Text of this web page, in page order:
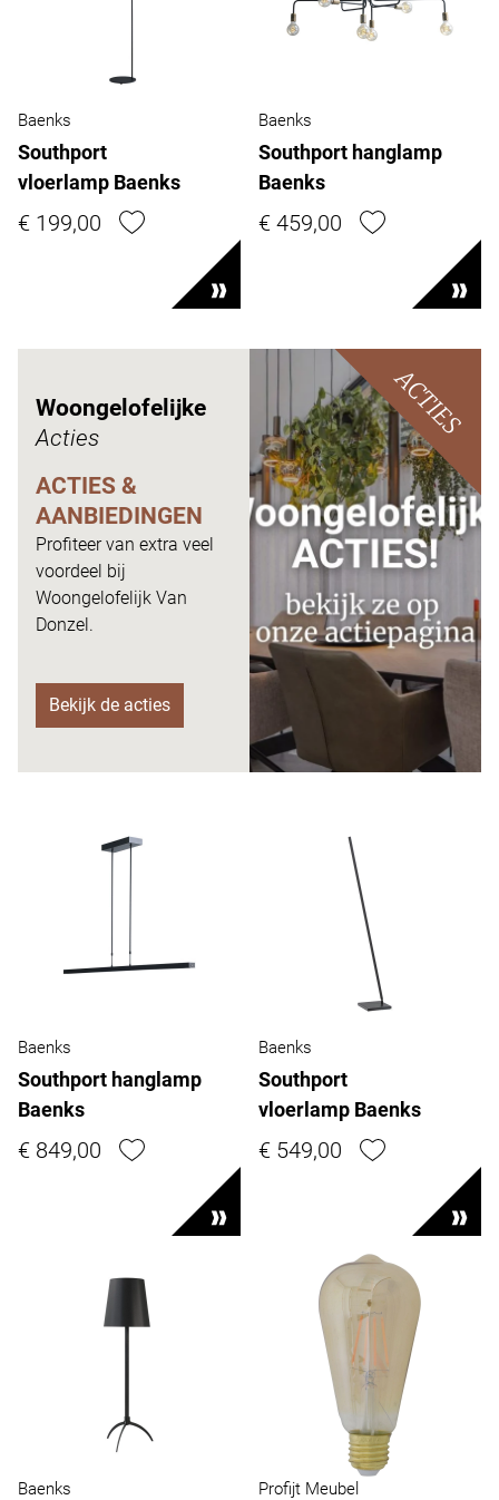
Baenks
Southport
vloerlamp Baenks
€ 199,00
Baenks
Southport hanglamp
Baenks
€ 459,00
Woongelofelijke
Acties
ACTIES &
AANBIEDINGEN
Profiteer van extra veel
voordeel bij
Woongelofelijk Van
Donzel.
Bekijk de acties
ACTIES
Baenks
Southport hanglamp
Baenks
€ 849,00
Baenks
Southport
vloerlamp Baenks
€ 549,00
Baenks Profijt Meubel